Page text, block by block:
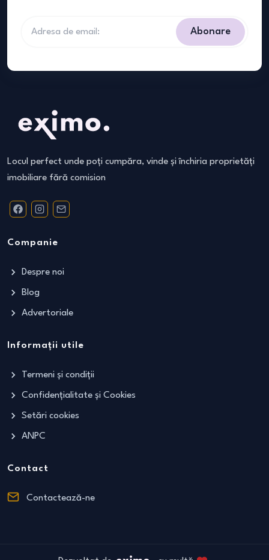
Abonare
Locul perfect unde poți cumpăra, vinde și închiria proprietăți
imobiliare fără comision
Companie
Despre noi
Blog
Advertoriale
Informații utile
Termeni și condiții
Confidențialitate și Cookies
Setări cookies
ANPC
Contact
Contactează-ne